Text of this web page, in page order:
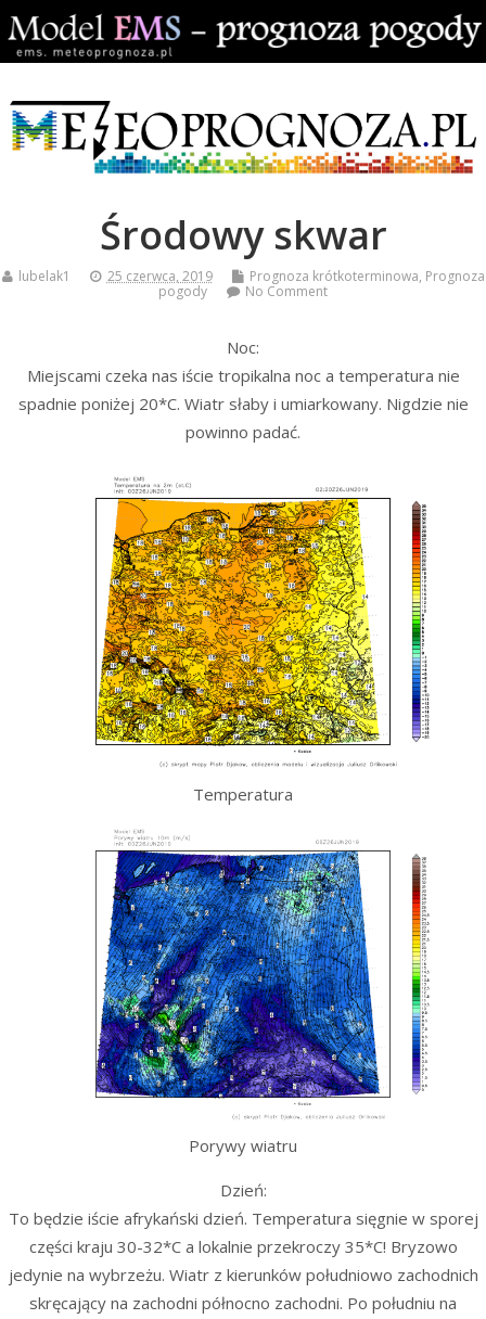
Środowy skwar
lubelak1 25 czerwca, 2019 Prognoza krótkoterminowa, Prognoza
pogody
No Comment
Noc:
Miejscami czeka nas iście tropikalna noc a temperatura nie
spadnie poniżej 20*C. Wiatr słaby i umiarkowany. Nigdzie nie
powinno padać.
Temperatura
Porywy wiatru
Dzień:
To będzie iście afrykański dzień. Temperatura sięgnie w sporej
części kraju 30-32*C a lokalnie przekroczy 35*C! Bryzowo
jedynie na wybrzeżu. Wiatr z kierunków południowo zachodnich
skręcający na zachodni północno zachodni. Po południu na